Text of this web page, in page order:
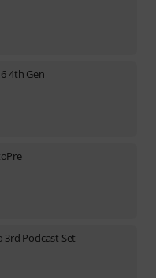
4th Gen
3rd Podcast Set